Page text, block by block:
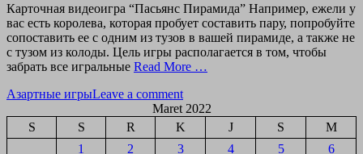
Карточная видеоигра “Пасьянс Пирамида” Например, ежели у
вас есть королева, которая пробует составить пару, попробуйте
сопоставить ее с одним из тузов в вашей пирамиде, а также не
с тузом из колоды. Цель игры располагается в том, чтобы
забрать все игральные Read More …
Азартные игрыLeave a comment
Maret 2022
S
S R K J S
M
1
2 3 4 5 6